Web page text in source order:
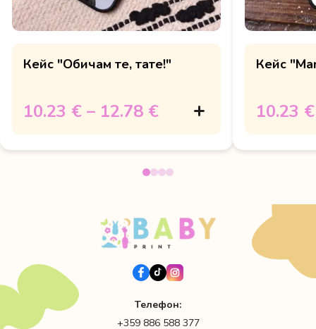
Кейс "Обичам те, тате!"
10.23 € – 12.78 €
Кейс
10.23 €
Телефон:
+359 886 588 377